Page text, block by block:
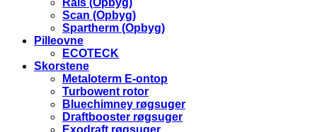
Rais (Opbyg)
Scan (Opbyg)
Spartherm (Opbyg)
Pilleovne
ECOTECK
Skorstene
Metaloterm E-ontop
Turbowent rotor
Bluechimney røgsuger
Draftbooster røgsuger
Exodraft røgsuger